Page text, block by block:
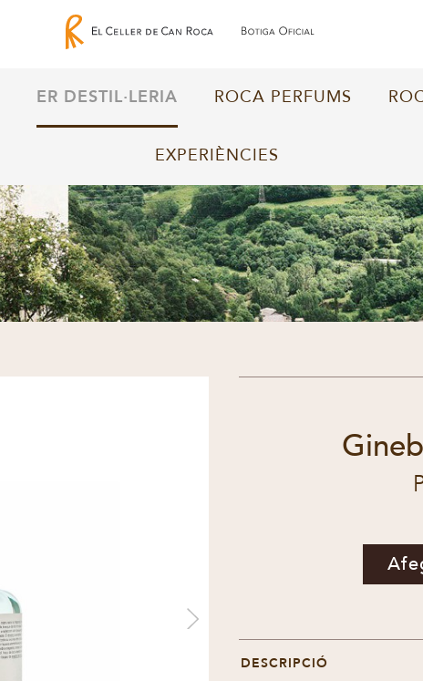
ER DESTIL·LERIA ROCA PERFUMS
EXPERIÈNCIES
DESCRIPCIÓ